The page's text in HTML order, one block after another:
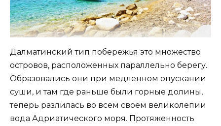
Далматинский тип побережья это множество
островов, расположенных параллельно берегу.
Образовались они при медленном опускании
суши, и там где раньше были горные долины,
теперь разлилась во всем своем великолепии
вода Адриатического моря. Протяженность